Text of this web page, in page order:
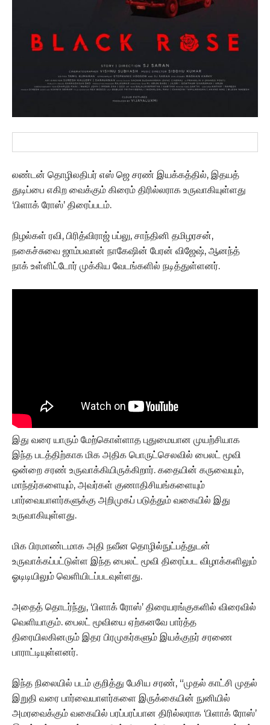
லண்டன் தொழிலதிபர் எஸ் ஜெ சரண் இயக்கத்தில், இதயத்
துடிப்பை எகிற வைக்கும் கிரைம் திரில்லராக உருவாகியுள்ளது
‘பிளாக் ரோஸ்’ திரைப்படம்.
நிழல்கள் ரவி, பிரித்விராஜ் பப்லு, சாந்தினி தமிழரசன்,
நகைச்சுவை ஜாம்பவான் நாகேஷின் பேரன் விஜேஷ், ஆனந்த்
நாக் உள்ளிட்டோர் முக்கிய வேடங்களில் நடித்துள்ளனர்.
இது வரை யாரும் மேற்கொள்ளாத புதுமையான முயற்சியாக
இந்த படத்திற்காக மிக அதிக பொருட்செலவில் பைலட் மூவி
ஒன்றை சரண் உருவாக்கியிருக்கிறார். கதையின் கருவையும்,
மாந்தர்களையும், அவர்கள் குணாதிசியங்களையும்
பார்வையாளர்களுக்கு அறிமுகப் படுத்தும் வகையில் இது
உருவாகியுள்ளது.
மிக பிரமாண்டமாக அதி நவீன தொழில்நுட்பத்துடன்
உருவாக்கப்பட்டுள்ள இந்த பைலட் மூவி திரைப்பட விழாக்களிலும்
ஓடிடியிலும் வெளியிடப்படவுள்ளது.
அதைத் தொடர்ந்து, ‘பிளாக் ரோஸ்’ திரையரங்குகளில் விரைவில்
வெளியாகும். பைலட் மூவியை ஏற்கனவே பார்த்த
திரையிலகினரும் இதர பிரமுகர்களும் இயக்குநர் சரணை
பாராட்டியுள்ளனர்.
இந்த நிலையில் படம் குறித்து பேசிய சரண், “முதல் காட்சி முதல்
இறுதி வரை பார்வையாளர்களை இருக்கையின் நுனியில்
அமரவைக்கும் வகையில் பரப்பரப்பான திரில்லராக ‘பிளாக் ரோஸ்’